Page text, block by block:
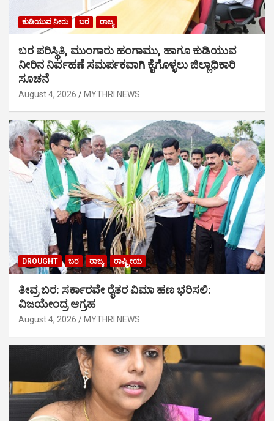
ಕುಡಿಯುವ ನೀರು ಬರ ರಾಜ್ಯ
ಬರ ಪರಿಸ್ಥಿತಿ, ಮುಂಗಾರು ಹಂಗಾಮು, ಹಾಗೂ ಕುಡಿಯುವ
ನೀರಿನ ನಿರ್ವಹಣೆ ಸಮರ್ಪಕವಾಗಿ ಕೈಗೊಳ್ಳಲು ಜಿಲ್ಲಾಧಿಕಾರಿ
ಸೂಚನೆ
August 4, 2026 MYTHRI NEWS
DROUGHT ಬರ ರಾಜ್ಯ ರಾಷ್ಟ್ರೀಯ
ತೀವ್ರ ಬರ: ಸರ್ಕಾರವೇ ರೈತರ ವಿಮಾ ಹಣ ಭರಿಸಲಿ:
ವಿಜಯೇಂದ್ರ ಆಗ್ರಹ
August 4, 2026 MYTHRI NEWS